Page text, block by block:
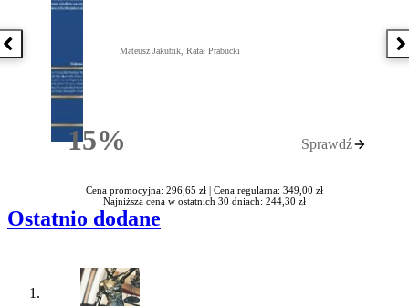
Poprzednia książka
15%Rabatu
Mateusz Jakubik, Rafał Prabucki
Sprawdź
Cena promocyjna: 296,65 zł | Cena regularna: 349,00 zł
Najniższa cena w ostatnich 30 dniach: 244,30 zł
Ostatnio dodane